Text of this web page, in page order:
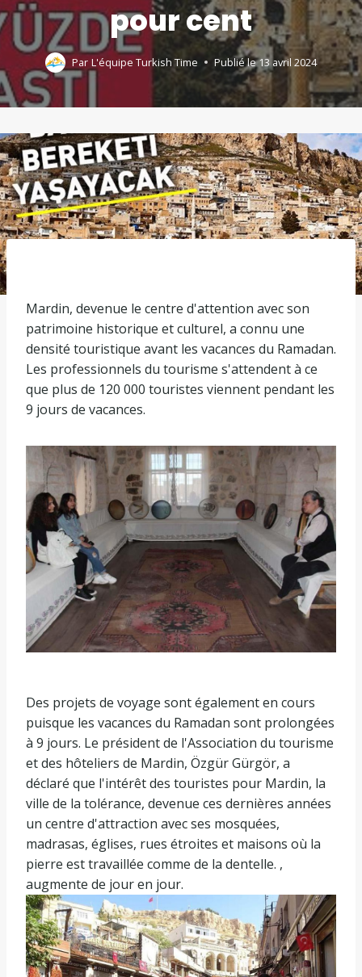
pour cent
Par L'équipe Turkish Time Publié le13 avril 2024
Mardin, devenue le centre d'attention avec son
patrimoine historique et culturel, a connu une
densité touristique avant les vacances du Ramadan.
Les professionnels du tourisme s'attendent à ce
que plus de 120 000 touristes viennent pendant les
9 jours de vacances.
Des projets de voyage sont également en cours
puisque les vacances du Ramadan sont prolongées
à 9 jours. Le président de l'Association du tourisme
et des hôteliers de Mardin, Özgür Gürgör, a
déclaré que l'intérêt des touristes pour Mardin, la
ville de la tolérance, devenue ces dernières années
un centre d'attraction avec ses mosquées,
madrasas, églises, rues étroites et maisons où la
pierre est travaillée comme de la dentelle. ,
augmente de jour en jour.